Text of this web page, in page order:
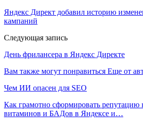
Яндекс Директ добавил историю
кампаний
Следующая запись
День фрилансера в Яндекс Директе
Вам также могут понравиться Еще от
Чем ИИ опасен для SEO
Как грамотно сформировать репутацию
витаминов и БАДов в Яндексе и…